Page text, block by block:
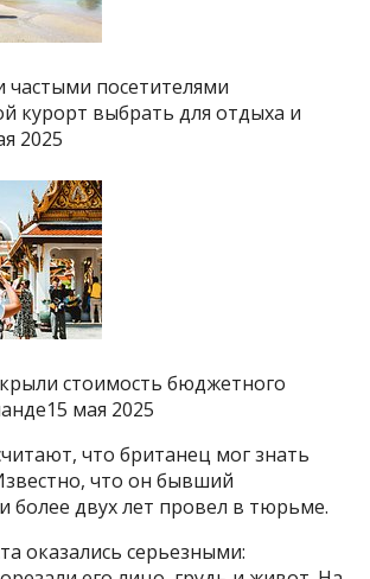
частыми посетителями
курорт выбрать для отдыха и
2025
стоимость бюджетного
мая 2025
что британец мог знать
что он бывший
более двух лет провел в тюрьме.
оказались серьезными: